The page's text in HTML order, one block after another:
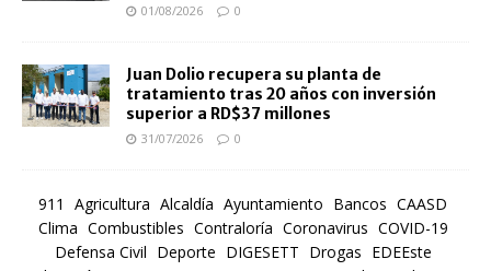
01/08/2026 0
Juan Dolio recupera su planta de
tratamiento tras 20 años con inversión
superior a RD$37 millones
31/07/2026 0
911 Agricultura Alcaldía Ayuntamiento Bancos CAASD
Clima Combustibles Contraloría Coronavirus COVID-19
Defensa Civil Deporte DIGESETT Drogas EDEEste